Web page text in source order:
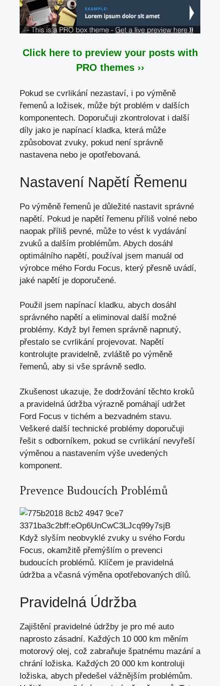
Click here to preview your posts with
PRO themes ››
Pokud se cvrlikání nezastaví, i po výměně
řemenů a ložisek, může být problém v dalších
komponentech. Doporučuji zkontrolovat i další
díly jako je napínací kladka, která může
způsobovat zvuky, pokud není správně
nastavena nebo je opotřebovaná.
Nastavení Napětí Řemenu
Po výměně řemenů je důležité nastavit správné
napětí. Pokud je napětí řemenu příliš volné nebo
naopak příliš pevné, může to vést k vydávání
zvuků a dalším problémům. Abych dosáhl
optimálního napětí, používal jsem manuál od
výrobce mého Fordu Focus, který přesně uvádí,
jaké napětí je doporučené.
Použil jsem napínací kladku, abych dosáhl
správného napětí a eliminoval další možné
problémy. Když byl řemen správně napnutý,
přestalo se cvrlikání projevovat. Napětí
kontrolujte pravidelně, zvláště po výměně
řemenů, aby si vše správně sedlo.
Zkušenost ukazuje, že dodržování těchto kroků
a pravidelná údržba výrazně pomáhají udržet
Ford Focus v tichém a bezvadném stavu.
Veškeré další technické problémy doporučuji
řešit s odborníkem, pokud se cvrlikání nevyřeší
výměnou a nastavením výše uvedených
komponent.
Prevence Budoucích Problémů
Když slyším neobvyklé zvuky u svého Fordu
Focus, okamžitě přemýšlím o prevenci
budoucích problémů. Klíčem je pravidelná
údržba a včasná výměna opotřebovaných dílů.
Pravidelná Údržba
Zajištění pravidelné údržby je pro mé auto
naprosto zásadní. Každých 10 000 km měním
motorový olej, což zabraňuje špatnému mazání a
chrání ložiska. Každých 20 000 km kontroluji
ložiska, abych předešel vážnějším problémům.